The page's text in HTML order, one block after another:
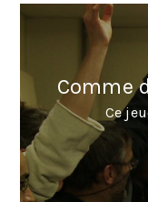
Comme
Ce